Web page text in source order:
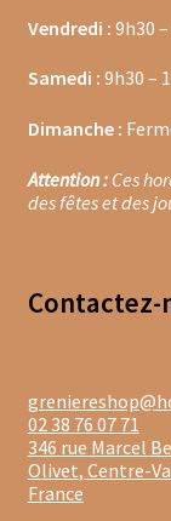
Waterdrop
Gourmandises
Biscuits
Vendredi : 9h30
Samedi : 9h30 –
Dimanche :
Attention :Ces
des fêtes et des
Contactez-
02 38 76 07 71
346 rue Marcel
Olivet, Centre-
France